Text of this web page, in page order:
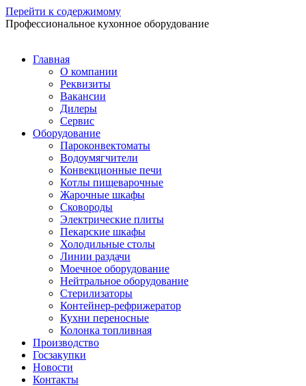
Перейти к содержимому
Профессиональное кухонное оборудование
Главная
О компании
Реквизиты
Вакансии
Дилеры
Сервис
Оборудование
Пароконвектоматы
Водоумягчители
Конвекционные печи
Котлы пищеварочные
Жарочные шкафы
Сковороды
Электрические плиты
Пекарские шкафы
Холодильные столы
Линии раздачи
Моечное оборудование
Нейтральное оборудование
Стерилизаторы
Контейнер-рефрижератор
Кухни переносные
Колонка топливная
Производство
Госзакупки
Новости
Контакты